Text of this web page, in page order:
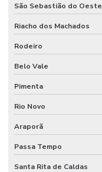
São Sebastião do Oeste
Riacho dos Machados
Rodeiro
Belo Vale
Pimenta
Rio Novo
Araporã
Passa Tempo
Santa Rita de Caldas